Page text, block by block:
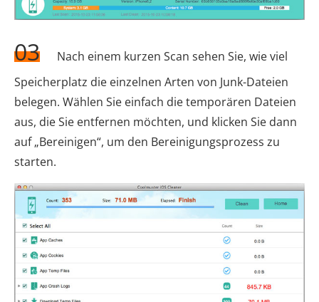
03
Nach einem kurzen Scan sehen Sie, wie viel
Speicherplatz die einzelnen Arten von Junk-Dateien
belegen. Wählen Sie einfach die temporären Dateien
aus, die Sie entfernen möchten, und klicken Sie dann
auf „Bereinigen“, um den Bereinigungsprozess zu
starten.